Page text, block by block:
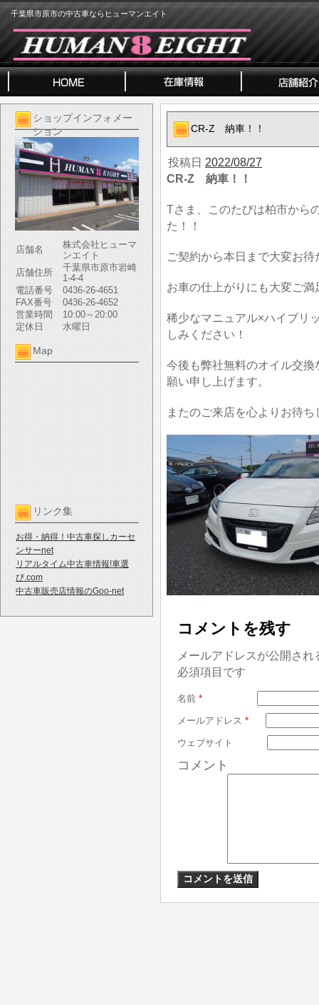
千葉県市原市の中古車ならヒューマンエイト
ショップインフォメー
ション
店舗名
株式会社ヒューマ
ンエイト
店舗住所
千葉県市原市岩崎
1-4-4
電話番号
0436-26-4651
FAX番号
0436-26-4652
営業時間
10:00～20:00
定休日
水曜日
Map
リンク集
お得・納得！中古車探しカーセ
ンサーnet
リアルタイム中古車情報!車選
び.com
中古車販売店情報のGoo-net
CR-Z 納車！！
投稿日 2022/08/27
CR-Z 納車！！
Tさま、このたびは柏市から
た！！
ご契約から本日まで大変お
お車の仕上がりにも大変ご
稀少なマニュアル×ハイブリ
しみください！
今後も弊社無料のオイル交
願い申し上げます。
またのご来店を心よりお待
コメントを残す
メールアドレスが公開さ
必須項目です
名前 *
メールアドレス *
ウェブサイト
コメント